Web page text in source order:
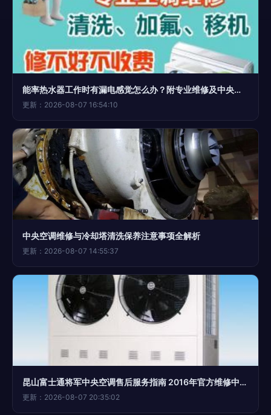
能率热水器工作时有漏电感觉怎么办？附专业维修及中央空调保养建议
更新：2026-08-07 16:54:10
中央空调维修与冷却塔清洗保养注意事项全解析
更新：2026-08-07 14:55:37
昆山富士通将军中央空调售后服务指南 2016年官方维修中心与统一维修电话解析
更新：2026-08-07 20:35:02